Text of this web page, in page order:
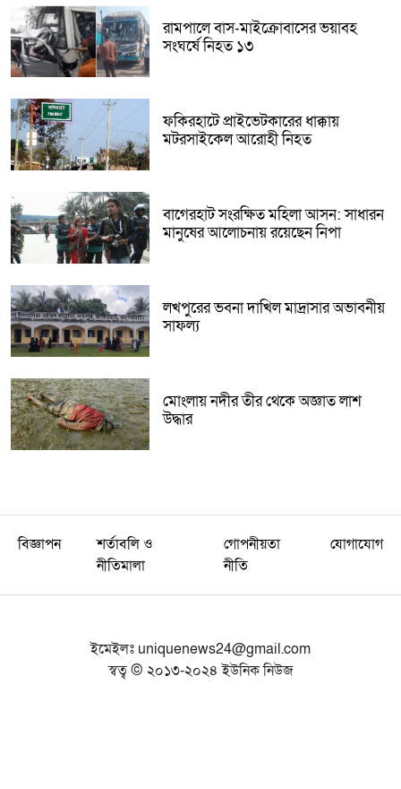
রামপালে বাস-মাইক্রোবাসের ভয়াবহ
সংঘর্ষে নিহত ১৩
ফকিরহাটে প্রাইভেটকারের ধাক্কায়
মটরসাইকেল আরোহী নিহত
বাগেরহাট সংরক্ষিত মহিলা আসন: সাধারন
মানুষের আলোচনায় রয়েছেন নিপা
লখপুরের ভবনা দাখিল মাদ্রাসার অভাবনীয়
সাফল্য
মোংলায় নদীর তীর থেকে অজ্ঞাত লাশ
উদ্ধার
বিজ্ঞাপন
শর্তাবলি ও
নীতিমালা
গোপনীয়তা
নীতি
যোগাযোগ
ইমেইলঃ uniquenews24@gmail.com
স্বত্ব © ২০১৩-২০২৪ ইউনিক নিউজ